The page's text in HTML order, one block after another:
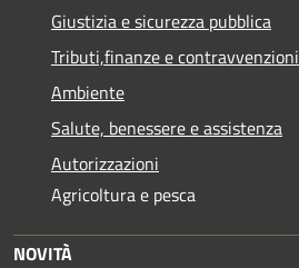
Giustizia e sicurezza pubblica
Tributi,finanze e contravvenzioni
Ambiente
Salute, benessere e assistenza
Autorizzazioni
Agricoltura e pesca
NOVITÀ